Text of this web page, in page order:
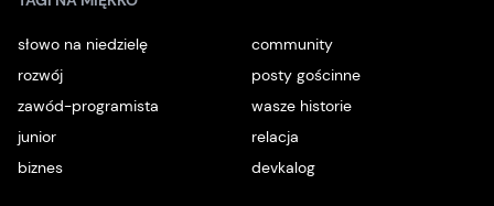
słowo na niedzielę
community
rozwój
posty gościnne
zawód-programista
wasze historie
junior
relacja
biznes
devkalog